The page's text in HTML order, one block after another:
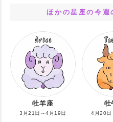
ほかの星座の今週
牡羊座
3月21日～4月19日
牡
4月20日